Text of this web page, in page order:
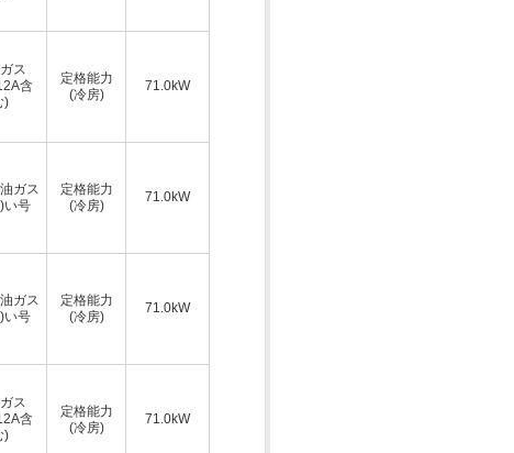
ス
含
)
定格能力
(冷房)
71.0kW
ガス
い号
定格能力
(冷房)
71.0kW
ガス
い号
定格能力
(冷房)
71.0kW
ス
含
)
定格能力
(冷房)
71.0kW